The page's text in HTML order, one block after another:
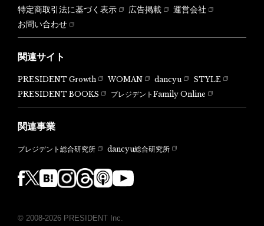
特定商取引法に基づく表示
広告掲載
運営会社
お問い合わせ
関連サイト
PRESIDENT Growth WOMAN dancyu
STYLE
PRESIDENT BOOKS
プレジデントFamily Online
関連事業
プレジデント総合研究所 dancyu総合研究所
© 2008-2026 PRESIDENT Inc.